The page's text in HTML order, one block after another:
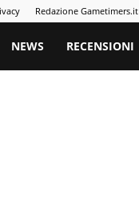
Redazione Gametimers.it
Gametimers
NEWS RECENSIONI